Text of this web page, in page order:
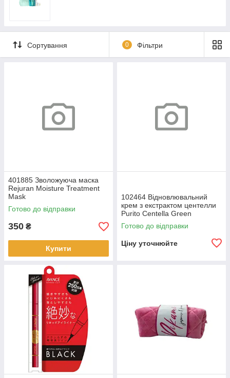
Сортування 0 Фільтри
401885 Зволожуюча маска
Rejuran Moisture Treatment
Mask
Готово до відправки
350 ₴
Купити
102464 Відновлювальний
крем з екстрактом центелли
Purito Centella Green
Recovery Cream, 50 мл
Готово до відправки
Ціну уточнюйте